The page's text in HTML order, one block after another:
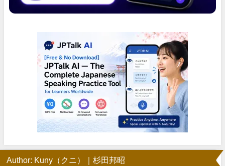
Author: Kuny（クニ）｜杉田邦昭